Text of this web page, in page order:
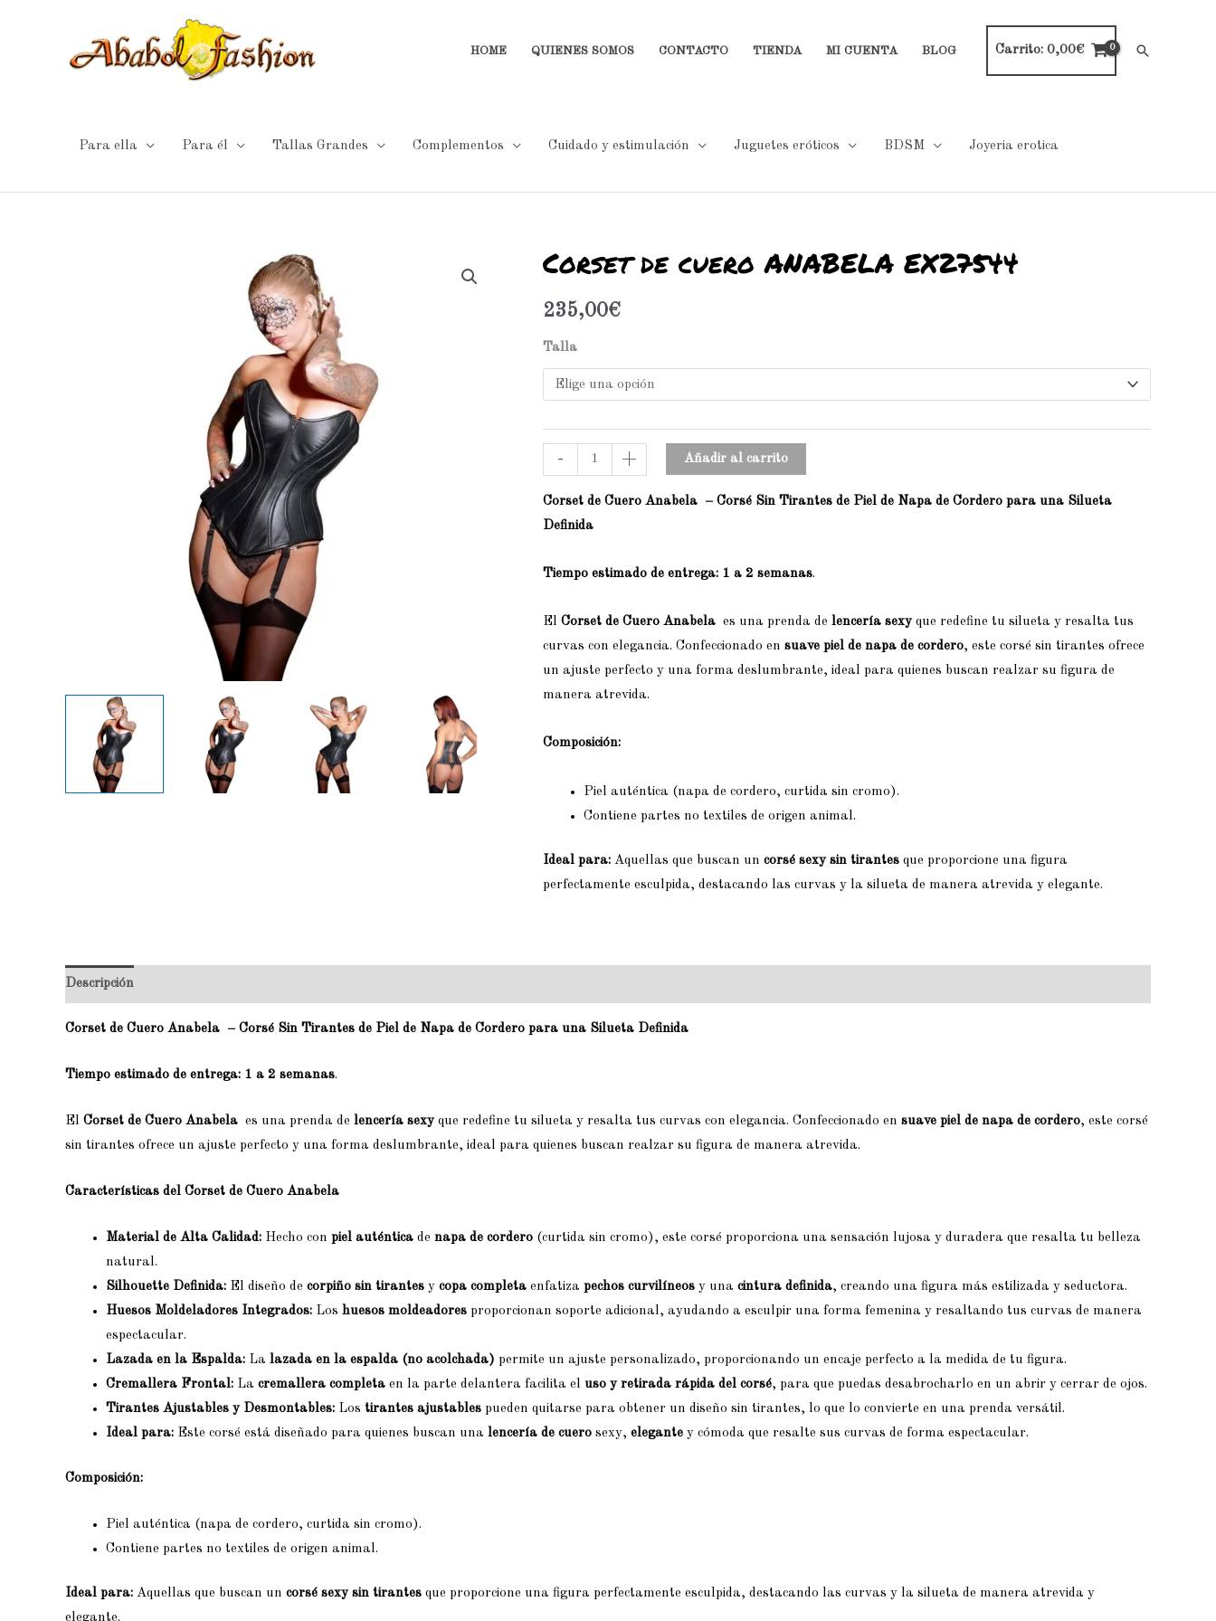
HOME QUIENES SOMOS CONTACTO TIENDA MI CUENTA BLOG Carrito: 0,00€ Buscar
Para ella Para él Tallas Grandes Complementos Cuidado y estimulación Juguetes eróticos BDSM Joyeria erotica
Corset de cuero ANABELA EX27544
235,00€
Talla
-
Corset
cuero
cantidad
+ Añadir al carrito
Corset de Cuero Anabela – Corsé Sin Tirantes de Piel de Napa de Cordero para una Silueta
Definida
Tiempo estimado de entrega: 1 a 2 semanas.
El Corset de Cuero Anabela es una prenda de lencería sexyque redefine tu silueta y resalta tus
curvas con elegancia. Confeccionado en suave piel de napa de cordero, este corsé sin tirantes ofrece
un ajuste perfecto y una forma deslumbrante, ideal para quienes buscan realzar su figura de
manera atrevida.
Composición:
Piel auténtica (napa de cordero, curtida sin cromo).
Contiene partes no textiles de origen animal.
Ideal para: Aquellas que buscan un corsé sexy sin tirantes que proporcione una figura
perfectamente esculpida, destacando las curvas y la silueta de manera atrevida y elegante.
Descripción
Corset de Cuero Anabela – Corsé Sin Tirantes de Piel de Napa de Cordero para una Silueta Definida
Tiempo estimado de entrega: 1 a 2 semanas.
El Corset de Cuero Anabela es una prenda de lencería sexyque redefine tu silueta y resalta tus curvas con elegancia. Confeccionado en suave piel de napa de cordero, este corsé
sin tirantes ofrece un ajuste perfecto y una forma deslumbrante, ideal para quienes buscan realzar su figura de manera atrevida.
Características del Corset de Cuero Anabela
Material de Alta Calidad: Hecho con piel auténtica de napa de cordero (curtida sin cromo), este corsé proporciona una sensación lujosa y duradera que resalta tu belleza
natural.
Silhouette Definida: El diseño de corpiño sin tirantes y copa completa enfatiza pechos curvilíneos y una cintura definida, creando una figura más estilizada y seductora.
Huesos Moldeladores Integrados: Los huesos moldeadores proporcionan soporte adicional, ayudando a esculpir una forma femenina y resaltando tus curvas de manera
espectacular.
Lazada en la Espalda: La lazada en la espalda (no acolchada) permite un ajuste personalizado, proporcionando un encaje perfecto a la medida de tu figura.
Cremallera Frontal: La cremallera completa en la parte delantera facilita el uso y retirada rápida del corsé, para que puedas desabrocharlo en un abrir y cerrar de ojos.
Tirantes Ajustables y Desmontables: Los tirantes ajustables pueden quitarse para obtener un diseño sin tirantes, lo que lo convierte en una prenda versátil.
Ideal para: Este corsé está diseñado para quienes buscan una lencería de cuero sexy, elegante y cómoda que resalte sus curvas de forma espectacular.
Composición:
Piel auténtica (napa de cordero, curtida sin cromo).
Contiene partes no textiles de origen animal.
Ideal para: Aquellas que buscan un corsé sexy sin tirantes que proporcione una figura perfectamente esculpida, destacando las curvas y la silueta de manera atrevida y
elegante.